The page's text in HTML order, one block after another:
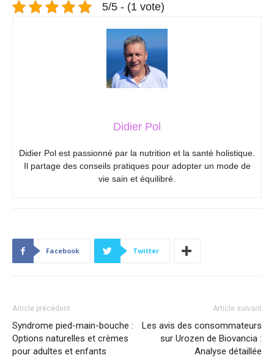
5/5 - (1 vote)
Didier Pol
Didier Pol est passionné par la nutrition et la santé holistique.
Il partage des conseils pratiques pour adopter un mode de
vie sain et équilibré.
Facebook Twitter
Article précédent
Syndrome pied-main-bouche :
Options naturelles et crèmes
pour adultes et enfants
Article suivant
Les avis des consommateurs
sur Urozen de Biovancia :
Analyse détaillée